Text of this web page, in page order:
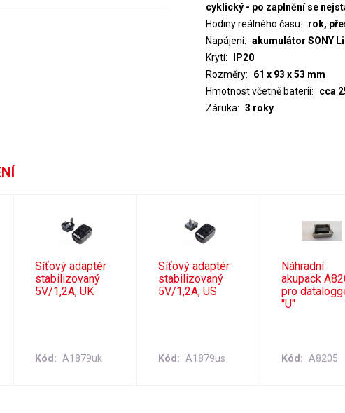
cyklický - po zaplnění se
Hodiny reálného času
rok,
Napájení
akumulátor SONY
Krytí
IP20
Rozměry
61 x 93 x 53 mm
Hmotnost včetně baterií
cca
Záruka
3 roky
Síťový adaptér
stabilizovaný
5V/1,2A, UK
Kód A1879uk
Síťový adaptér
stabilizovaný
5V/1,2A, US
Kód A1879us
Náhradní
akupack
pro
"U"
Kód A8205